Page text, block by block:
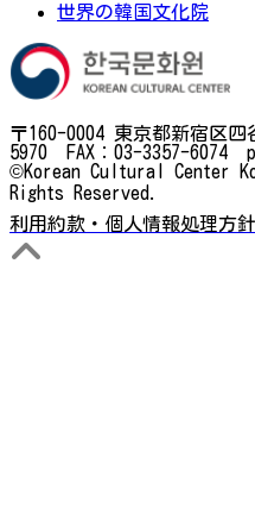
世界の韓国文化院
〒160-0004 東京都新宿区
5970 FAX：03-3357-6074
©Korean Cultural Center
Rights Reserved.
利用約款・個人情報処理方針